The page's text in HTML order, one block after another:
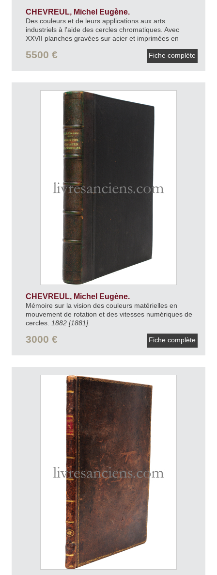
CHEVREUL, Michel Eugène.
Des couleurs et de leurs applications aux arts
industriels à l’aide des cercles chromatiques. Avec
XXVII planches gravées sur acier et imprimées en
5500 € Fiche complète
CHEVREUL, Michel Eugène.
Mémoire sur la vision des couleurs matérielles en
mouvement de rotation et des vitesses numériques de
cercles. 1882 [1881].
3000 € Fiche complète